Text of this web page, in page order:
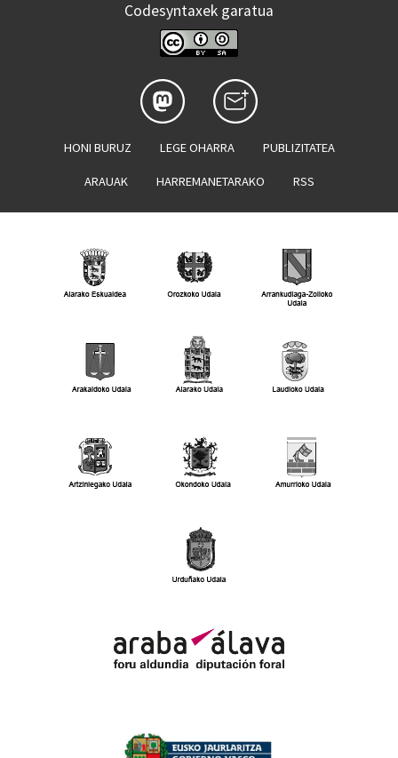
Codesyntaxek garatua
HONI BURUZ LEGE OHARRA PUBLIZITATEA
ARAUAK HARREMANETARAKO RSS